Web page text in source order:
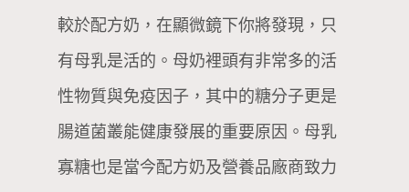
較於配方奶，在顯微鏡下你將發現，只
有母乳是活的。母奶裡頭有非常多的活
性物質與免疫因子，其中的糖分子更是
腸道菌叢能健康發展的重要原因。母乳
寡糖也是當今配方奶及營養品廠商致力